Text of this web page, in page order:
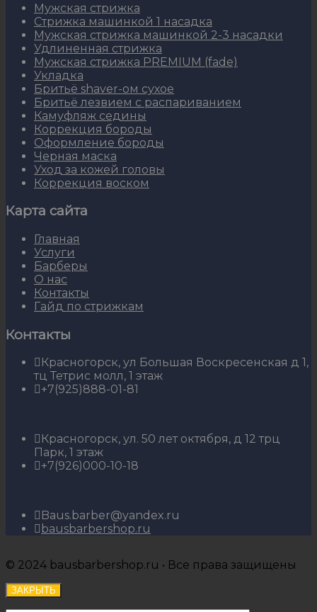
Мужская стрижка
Стрижка машинкой 1 насадка
Мужская стрижка машинкой 2-3 насадки
Удлиненная стрижка
Мужская стрижка PREMIUM (fade)
Укладка
Бритьё shaver-ом сухое
Бритьё лезвием с распариванием
Камуфляж седины
Коррекция бороды
Оформление бороды
Черная маска
Уход за кожей головы
Коррекция воском
Карта сайта
Главная
Услуги
Барберы
О нас
Контакты
Гайд по стрижкам
Контакты
Красногорск, ул Большая Воскресенская д 1,
тц Тетрис молл, 1 этаж
+7(925)888-01-81
Красногорск, ул. 50 лет октября, д 12 трц
Парк, 1 этаж
+7(926)000-10-18
Baus.barber@yandex.ru
bausbarbershop.ru
© 2024 bausbarbershop.ru • Все права защищены
ЗАКРЫТЬ